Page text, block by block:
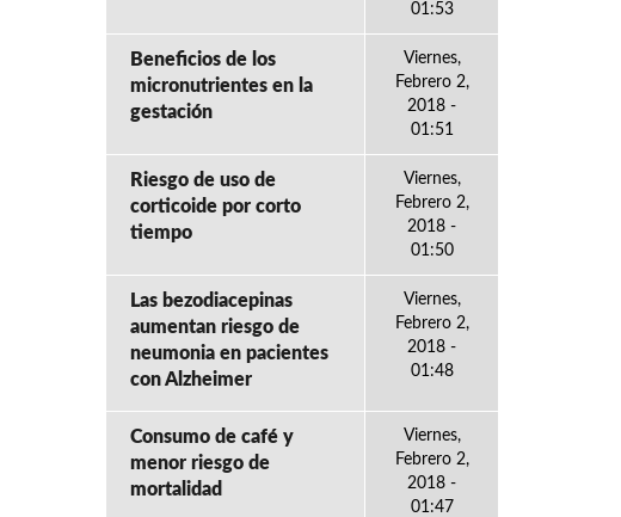
01:53
Beneficios de los
micronutrientes en la
gestación
Viernes,
Febrero 2,
2018 -
01:51
Riesgo de uso de
corticoide por corto
tiempo
Viernes,
Febrero 2,
2018 -
01:50
Las bezodiacepinas
aumentan riesgo de
neumonia en pacientes
con Alzheimer
Viernes,
Febrero 2,
2018 -
01:48
Consumo de café y
menor riesgo de
mortalidad
Viernes,
Febrero 2,
2018 -
01:47